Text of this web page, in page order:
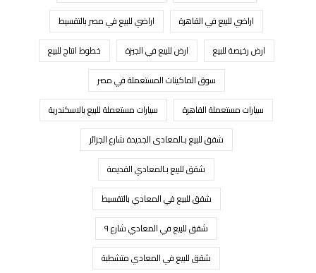
اراضي للبيع في القاهرة
اراضي للبيع في مصر بالتقسيط
ارض رخيصة للبيع
ارض للبيع في الجيزة
خطوط انتاج للبيع
سوق الماكينات المستعملة في مصر
سيارات مستعملة القاهرة
سيارات مستعملة للبيع بالاسكندرية
شقق للبيع بـالمعادى الجديدة شارع الجزائر
شقق للبيع بـالمعادي القديمة
شقق للبيع في المعادي بالتقسيط
شقق للبيع في المعادي شارع ٩
شقق للبيع في المعادي متشطبة